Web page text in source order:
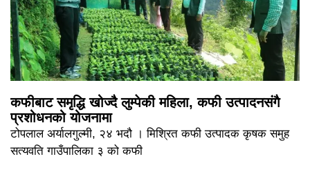
कफीबाट समृद्धि खोज्दै लुम्पेकी महिला, कफी उत्पादनसंगै
प्रशोधनको योजनामा
टोपलाल अर्यालगुल्मी, २४ भदौ । मिश्रित कफी उत्पादक कृषक समुह
सत्यवति गाउँपालिका ३ को कफी